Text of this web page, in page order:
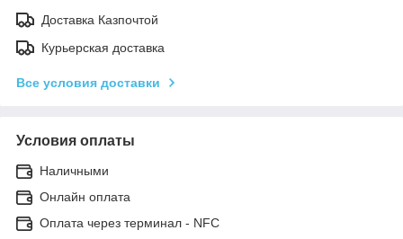
Доставка Казпочтой
Курьерская доставка
Все условия доставки
Условия оплаты
Наличными
Онлайн оплата
Оплата через терминал - NFC